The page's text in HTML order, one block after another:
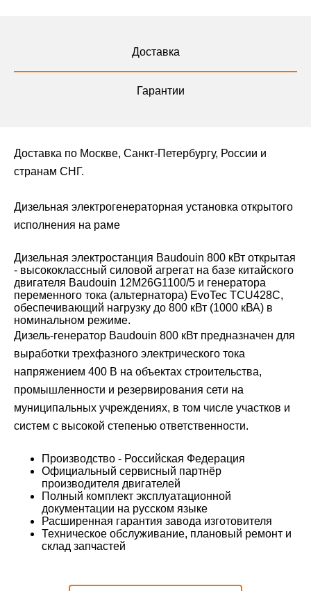
Доставка
Гарантии
Доставка по Москве, Санкт-Петербургу, России и
странам СНГ.
Дизельная электрогенераторная установка открытого
исполнения на раме
Дизельная электростанция Baudouin 800 кВт открытая
- высококлассный силовой агрегат на базе китайского
двигателя Baudouin 12M26G1100/5 и генератора
переменного тока (альтернатора) EvoTec TCU428C,
обеспечивающий нагрузку до 800 кВт (1000 кВА) в
номинальном режиме.
Дизель-генератор Baudouin 800 кВт предназначен для
выработки трехфазного электрического тока
напряжением 400 В на объектах строительства,
промышленности и резервирования сети на
муниципальных учреждениях, в том числе участков и
систем с высокой степенью ответственности.
Производство - Российская Федерация
Официальный сервисный партнёр
производителя двигателей
Полный комплект эксплуатационной
документации на русском языке
Расширенная гарантия завода изготовителя
Техническое обслуживание, плановый ремонт и
склад запчастей